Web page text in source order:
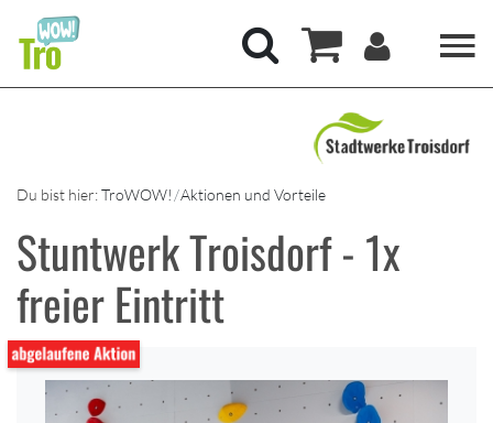
Hauptregion der Seite anspringen
SuchenWarenkorb
Mein
Du bist hier:TroWOW! Aktionen und Vorteile
Stuntwerk Troisdorf - 1x
freier Eintritt